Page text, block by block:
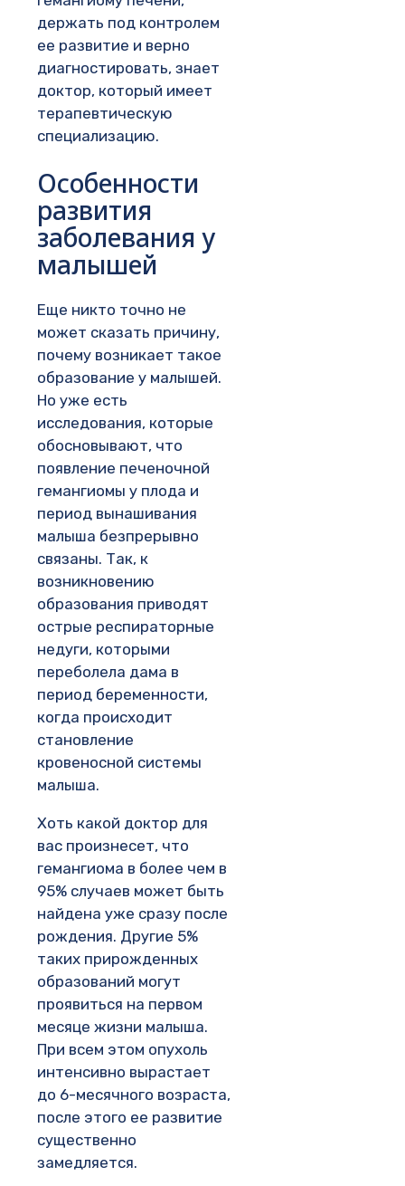
держать под контролем
ее развитие и верно
диагностировать, знает
доктор, который имеет
терапевтическую
специализацию.
Особенности
развития
заболевания у
малышей
Еще никто точно не
может сказать причину,
почему возникает такое
образование у малышей.
Но уже есть
исследования, которые
обосновывают, что
появление печеночной
гемангиомы у плода и
период вынашивания
малыша безпрерывно
связаны. Так, к
возникновению
образования приводят
острые респираторные
недуги, которыми
переболела дама в
период беременности,
когда происходит
становление
кровеносной системы
малыша.
Хоть какой доктор для
вас произнесет, что
гемангиома в более чем в
95% случаев может быть
найдена уже сразу после
рождения. Другие 5%
таких прирожденных
образований могут
проявиться на первом
месяце жизни малыша.
При всем этом опухоль
интенсивно вырастает
до 6-месячного возраста,
после этого ее развитие
существенно
замедляется.